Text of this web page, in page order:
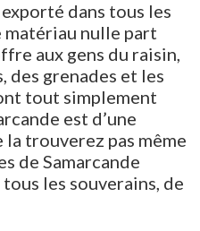
dans tous les
matériau nulle part
aux gens du raisin,
des grenades et les
tout simplement
est d’une
trouverez pas même
de Samarcande
les souverains, de